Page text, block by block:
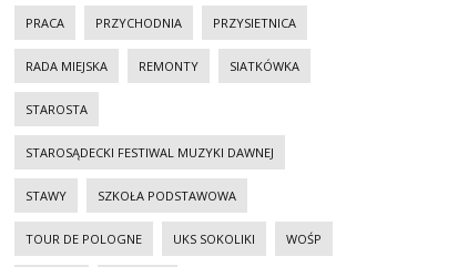
PRACA PRZYCHODNIA PRZYSIETNICA
RADA MIEJSKA REMONTY SIATKÓWKA
STAROSTA
STAROSĄDECKI FESTIWAL MUZYKI DAWNEJ
STAWY SZKOŁA PODSTAWOWA
TOUR DE POLOGNE UKS SOKOLIKI WOŚP